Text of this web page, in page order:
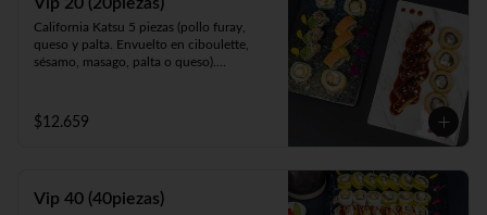
pollo y Frito en panko acompañado de
salsa teriyaki).
California Katsu 5 piezas (pollo furay,
queso y palta. Envuelto en ciboulette,
sésamo, masago, palta o queso).
palta).
Panko Ebi 10 piezas (camarón, queso y
$12.659
Vip 40 (40piezas)